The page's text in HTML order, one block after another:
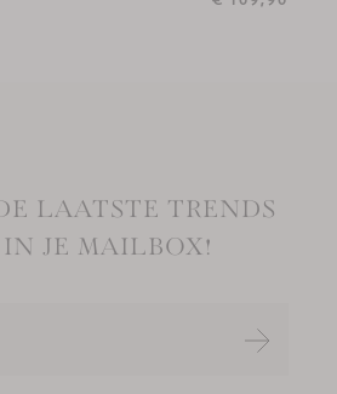
LAATSTE TRENDS
JE MAILBOX!